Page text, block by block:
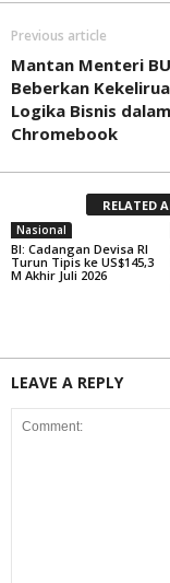
Previous article
Mantan Menteri
Beberkan
Logika Bisnis
Chromebook
RELATED
Nasional
BI: Cadangan Devisa RI
Turun Tipis ke US$145,3
M Akhir Juli 2026
LEAVE A REPLY